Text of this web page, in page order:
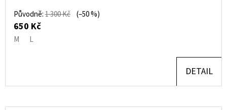
Původně:1 300 Kč (–50 %)
650 Kč
M L
DETAIL